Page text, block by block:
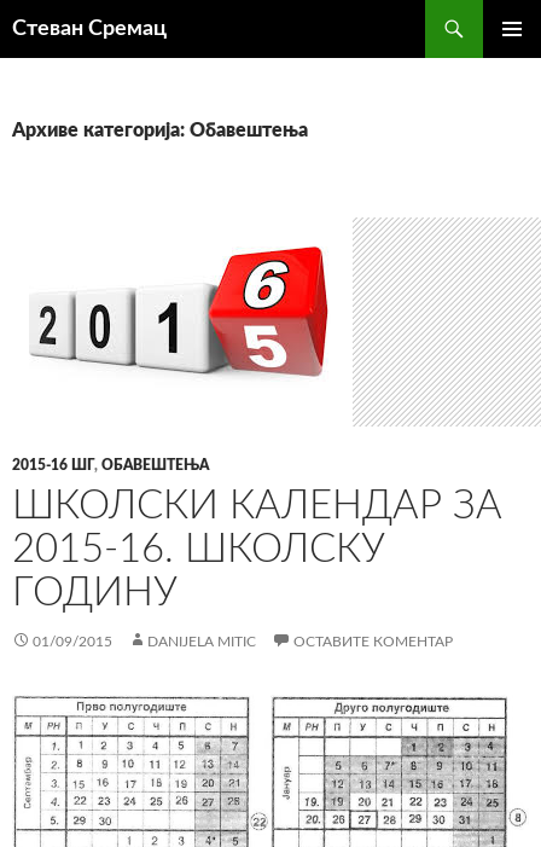
Стеван Сремац
Архиве категорија: Обавештења
2015-16 ШГ, ОБАВЕШТЕЊА
ШКОЛСКИ КАЛЕНДАР ЗА
2015-16. ШКОЛСКУ
ГОДИНУ
01/09/2015 DANIJELA MITIC ОСТАВИТЕ КОМЕНТАР